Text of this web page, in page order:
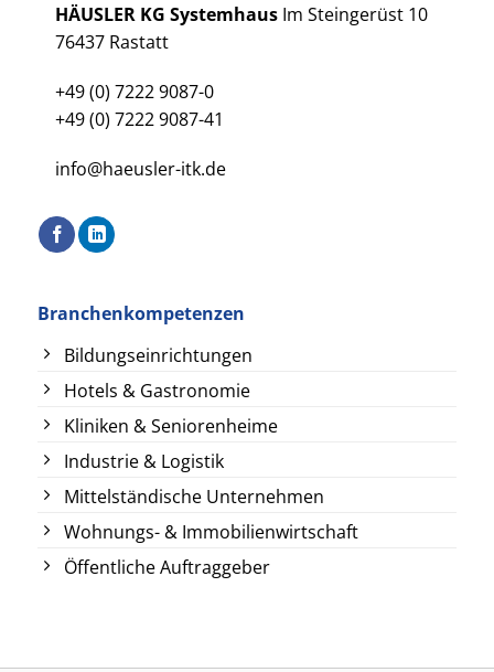
HÄUSLER KG Systemhaus Im Steingerüst 10
76437 Rastatt
+49 (0) 7222 9087-0
+49 (0) 7222 9087-41
info@haeusler-itk.de
Branchenkompetenzen
Bildungseinrichtungen
Hotels & Gastronomie
Kliniken & Seniorenheime
Industrie & Logistik
Mittelständische Unternehmen
Wohnungs- & Immobilienwirtschaft
Öffentliche Auftraggeber